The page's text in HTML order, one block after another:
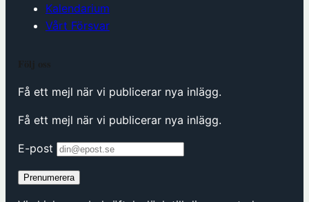
Kalendarium
Vårt Försvar
Få ett mejl när vi publicerar nya inlägg.
Få ett mejl när vi publicerar nya inlägg.
E-post
Prenumerera